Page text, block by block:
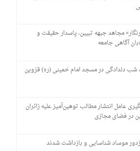
مجاهد جبهه تبیین، پاسدار حقیقت و
آگاهی جامعه
دلدادگی در مسجد امام خمینی (ره) قزوین
عامل انتشار مطالب توهین‌آمیز علیه زائران
در فضای مجازی